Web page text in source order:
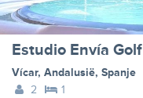
Estudio Envía Golf
Vícar, Andalusië, Spanje
2
1